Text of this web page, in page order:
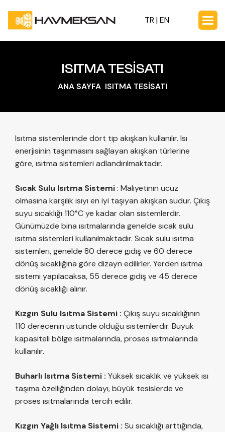
TR |EN
ISITMA TESİSATI
ANA SAYFA ISITMA TESİSATI
Isıtma sistemlerinde dört tip akışkan kullanılır. Isı
enerjisinin taşınmasını sağlayan akışkan türlerine
göre, ısıtma sistemleri adlandırılmaktadır.
Sıcak Sulu Isıtma Sistemi: Maliyetinin ucuz
olmasına karşılık ısıyı en iyi taşıyan akışkan sudur. Çıkış
suyu sıcaklığı 110°C ye kadar olan sistemlerdir.
Günümüzde bina ısıtmalarında genelde sıcak sulu
ısıtma sistemleri kullanılmaktadır. Sıcak sulu ısıtma
sistemleri, genelde 80 derece gidiş ve 60 derece
dönüş sıcaklığına göre dizayn edilirler. Yerden ısıtma
sistemi yapılacaksa, 55 derece gidiş ve 45 derece
dönüş sıcaklığı alınır.
Kızgın Sulu Isıtma Sistemi : Çıkış suyu sıcaklığının
110 derecenin üstünde olduğu sistemlerdir. Büyük
kapasiteli bölge ısıtmalarında, proses ısıtmalarında
kullanılır.
Buharlı Isıtma Sistemi : Yüksek sıcaklık ve yüksek ısı
taşıma özelliğinden dolayı, büyük tesislerde ve
proses ısıtmalarında tercih edilir.
Kızgın Yağlı Isıtma Sistemi : Su sıcaklığı arttığında,